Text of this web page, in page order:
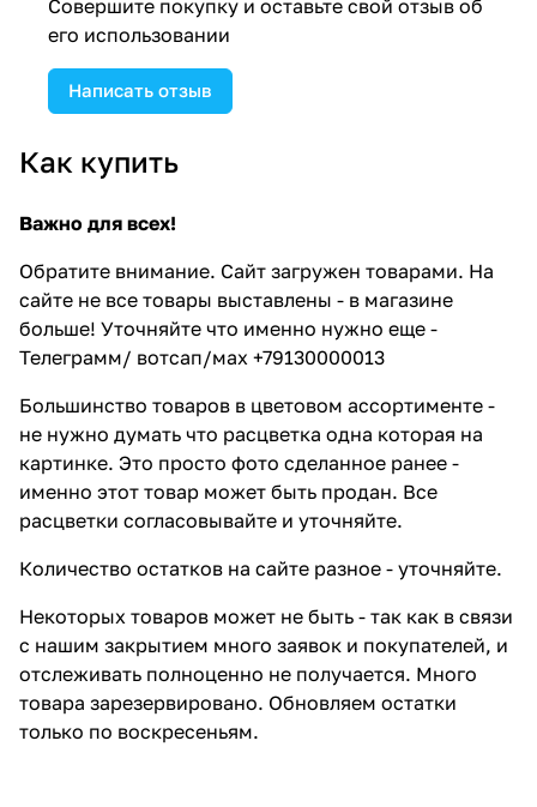
Совершите покупку и оставьте свой отзыв об
его использовании
Написать отзыв
Как купить
Важно для всех!
Обратите внимание. Сайт загружен товарами. На
сайте не все товары выставлены - в магазине
больше! Уточняйте что именно нужно еще -
Телеграмм/ вотсап/мах +79130000013
Большинство товаров в цветовом ассортименте -
не нужно думать что расцветка одна которая на
картинке. Это просто фото сделанное ранее -
именно этот товар может быть продан. Все
расцветки согласовывайте и уточняйте.
Количество остатков на сайте разное - уточняйте.
Некоторых товаров может не быть - так как в связи
с нашим закрытием много заявок и покупателей, и
отслеживать полноценно не получается. Много
товара зарезервировано. Обновляем остатки
только по воскресеньям.